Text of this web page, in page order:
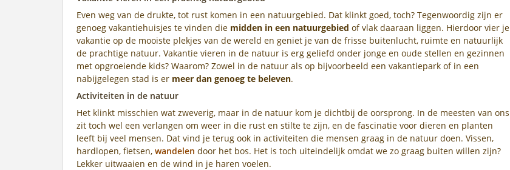
Even weg van de drukte, tot rust komen in een natuurgebied. Dat klinkt goed, toch? Tegenwoordig zijn er
genoeg vakantiehuisjes te vinden die midden in een natuurgebied of vlak daaraan liggen. Hierdoor vier je
vakantie op de mooiste plekjes van de wereld en geniet je van de frisse buitenlucht, ruimte en natuurlijk
de prachtige natuur. Vakantie vieren in de natuur is erg geliefd onder jonge en oude stellen en gezinnen
met opgroeiende kids? Waarom? Zowel in de natuur als op bijvoorbeeld een vakantiepark of in een
nabijgelegen stad is er meer dan genoeg te beleven.
Activiteiten in de natuur
Het klinkt misschien wat zweverig, maar in de natuur kom je dichtbij de oorsprong. In de meesten van ons
zit toch wel een verlangen om weer in die rust en stilte te zijn, en de fascinatie voor dieren en planten
leeft bij veel mensen. Dat vind je terug ook in activiteiten die mensen graag in de natuur doen. Vissen,
hardlopen, fietsen, wandelen door het bos. Het is toch uiteindelijk omdat we zo graag buiten willen zijn?
Lekker uitwaaien en de wind in je haren voelen.